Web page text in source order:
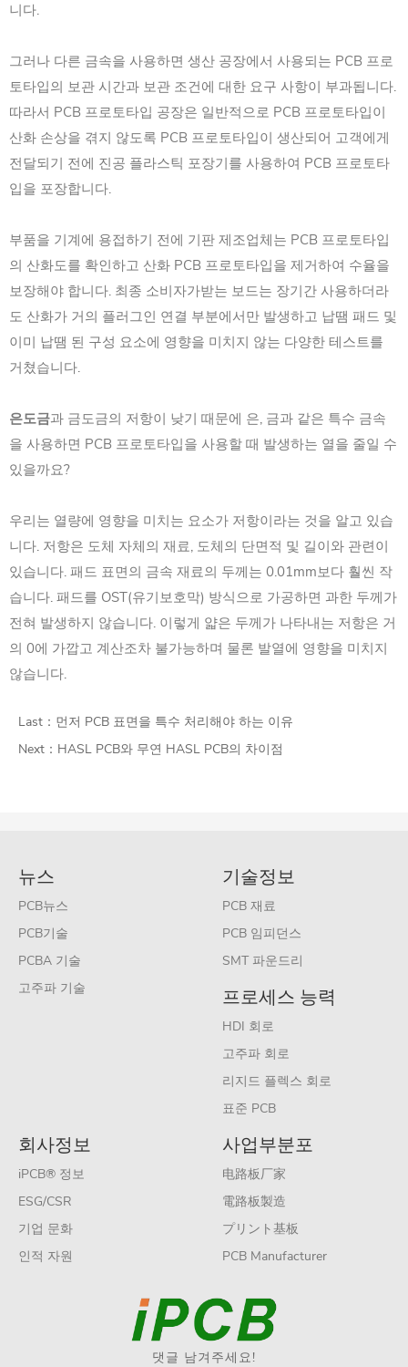
니다.
그러나 다른 금속을 사용하면 생산 공장에서 사용되는 PCB 프로
토타입의 보관 시간과 보관 조건에 대한 요구 사항이 부과됩니다.
따라서 PCB 프로토타입 공장은 일반적으로 PCB 프로토타입이
산화 손상을 겪지 않도록 PCB 프로토타입이 생산되어 고객에게
전달되기 전에 진공 플라스틱 포장기를 사용하여 PCB 프로토타
입을 포장합니다.
부품을 기계에 용접하기 전에 기판 제조업체는 PCB 프로토타입
의 산화도를 확인하고 산화 PCB 프로토타입을 제거하여 수율을
보장해야 합니다. 최종 소비자가받는 보드는 장기간 사용하더라
도 산화가 거의 플러그인 연결 부분에서만 발생하고 납땜 패드 및
이미 납땜 된 구성 요소에 영향을 미치지 않는 다양한 테스트를
거쳤습니다.
은도금과 금도금의 저항이 낮기 때문에 은, 금과 같은 특수 금속
을 사용하면 PCB 프로토타입을 사용할 때 발생하는 열을 줄일 수
있을까요?
우리는 열량에 영향을 미치는 요소가 저항이라는 것을 알고 있습
니다. 저항은 도체 자체의 재료, 도체의 단면적 및 길이와 관련이
있습니다. 패드 표면의 금속 재료의 두께는 0.01mm보다 훨씬 작
습니다. 패드를 OST(유기보호막) 방식으로 가공하면 과한 두께가
전혀 발생하지 않습니다. 이렇게 얇은 두께가 나타내는 저항은 거
의 0에 가깝고 계산조차 불가능하며 물론 발열에 영향을 미치지
않습니다.
Last： 먼저 PCB 표면을 특수 처리해야 하는 이유
Next： HASL PCB와 무연 HASL PCB의 차이점
뉴스
PCB뉴스
PCB기술
PCBA 기술
고주파 기술
기술정보
PCB 재료
PCB 임피던스
SMT 파운드리
프로세스 능력
HDI 회로
고주파 회로
리지드 플렉스 회로
표준 PCB
회사정보
iPCB® 정보
ESG/CSR
기업 문화
인적 자원
사업부분포
电路板厂家
電路板製造
プリント基板
PCB Manufacturer
댓글 남겨주세요!